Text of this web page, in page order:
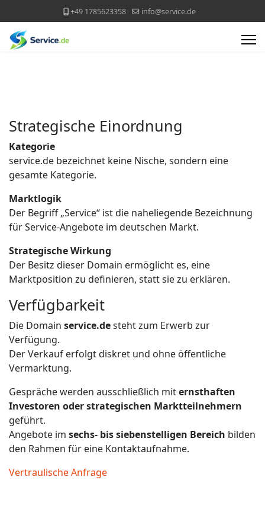
+49 1785623358 info@service.de
Strategische Einordnung
Kategorie
service.de bezeichnet keine Nische, sondern eine
gesamte Kategorie.
Marktlogik
Der Begriff „Service“ ist die naheliegende Bezeichnung
für Service-Angebote im deutschen Markt.
Strategische Wirkung
Der Besitz dieser Domain ermöglicht es, eine
Marktposition zu definieren, statt sie zu erklären.
Verfügbarkeit
Die Domain service.desteht zum Erwerb zur
Verfügung.
Der Verkauf erfolgt diskret und ohne öffentliche
Vermarktung.
Gespräche werden ausschließlich miternsthaften
Investoren oder strategischen Marktteilnehmern
geführt.
Angebote im sechs- bis siebenstelligen Bereich bilden
den Rahmen für eine Kontaktaufnahme.
Vertraulische Anfrage